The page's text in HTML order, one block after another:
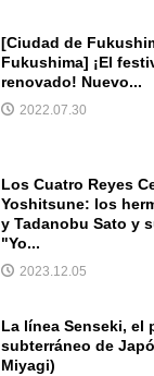
[Ciudad de
Fukushima] ¡El
renovado! Nuevo...
2022.07.30
Los Cuatro Reyes
Yoshitsune: los
y Tadanobu Sato y
"Yo...
2023.12.05
La línea Senseki, el
subterráneo de
Miyagi)